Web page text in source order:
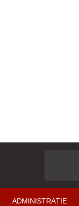
ADMINISTRAȚIE